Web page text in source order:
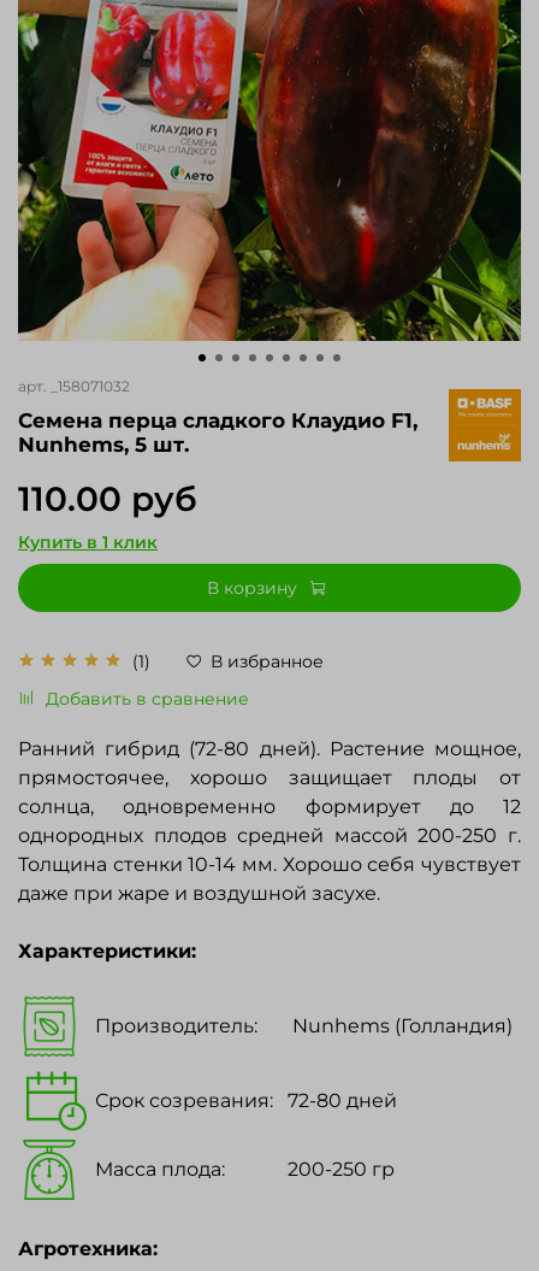
арт. _158071032
Cемена перца сладкого Клаудио F1,
Nunhems, 5 шт.
(1)
В избранное
Добавить в сравнение
110.00 руб
Купить в 1 клик
В корзину
Ранний гибрид (72-80 дней). Растение мощное,
прямостоячее, хорошо защищает плоды от
солнца, одновременно формирует до 12
однородных плодов средней массой 200-250 г.
Толщина стенки 10-14 мм. Хорошо себя чувствует
даже при жаре и воздушной засухе.
Характеристики:
Производитель: Nunhems (Голландия)
Срок созревания: 72-80 дней
Масса плода: 200-250 гр
Агротехника: